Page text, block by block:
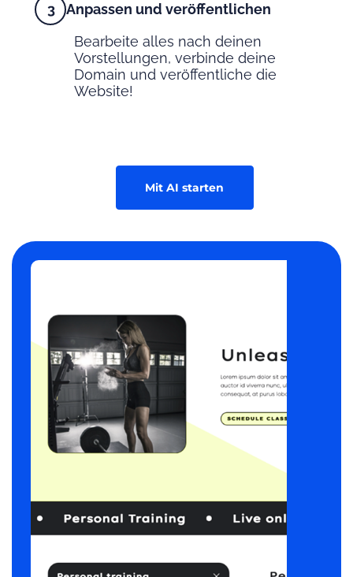
Anpassen und veröffentlichen
Bearbeite alles nach deinen
Vorstellungen, verbinde deine
Domain und veröffentliche die
Website!
Mit AI starten